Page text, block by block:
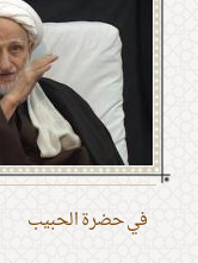
في حضرة الحبيب